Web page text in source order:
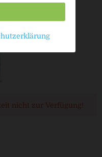
nicht zur Verfügung!